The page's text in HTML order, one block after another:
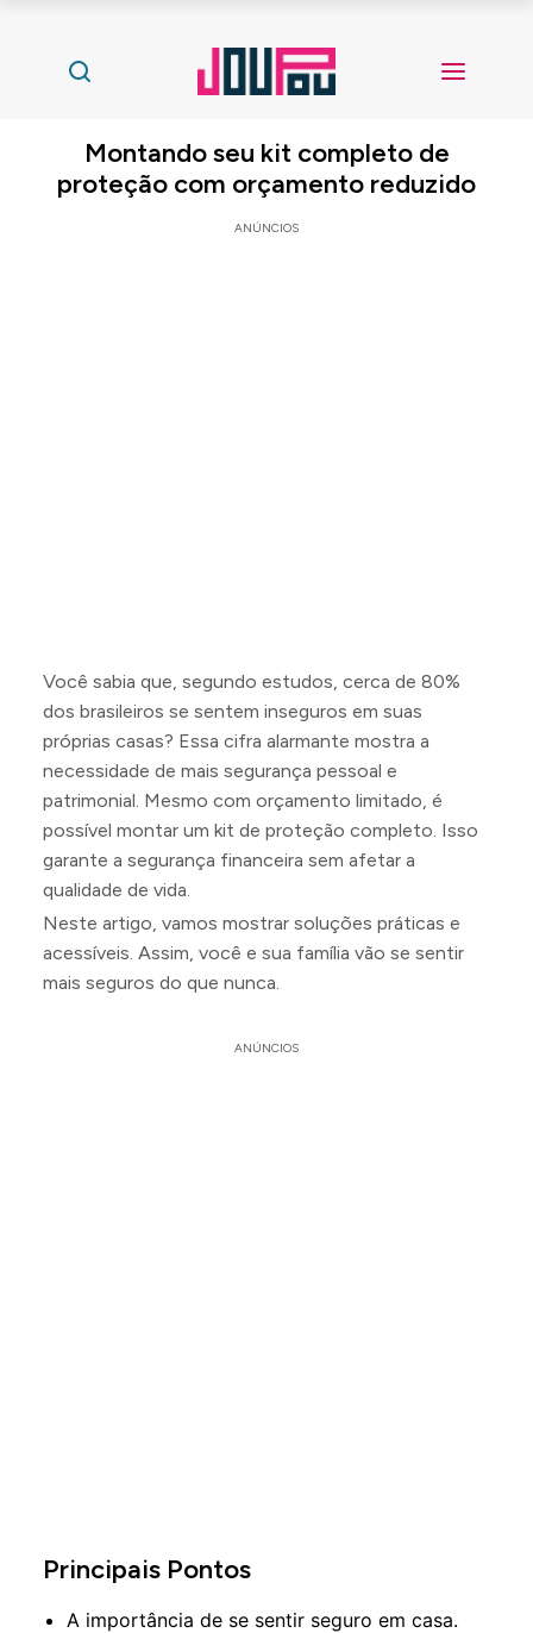
Montando seu kit completo de
proteção com orçamento reduzido
ANÚNCIOS
Você sabia que, segundo estudos, cerca de 80%
dos brasileiros se sentem inseguros em suas
próprias casas? Essa cifra alarmante mostra a
necessidade de mais segurança pessoal e
patrimonial. Mesmo com orçamento limitado, é
possível montar um kit de proteção completo. Isso
garante a segurança financeira sem afetar a
qualidade de vida.
Neste artigo, vamos mostrar soluções práticas e
acessíveis. Assim, você e sua família vão se sentir
mais seguros do que nunca.
ANÚNCIOS
Principais Pontos
A importância de se sentir seguro em casa.